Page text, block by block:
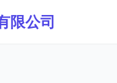
限公司